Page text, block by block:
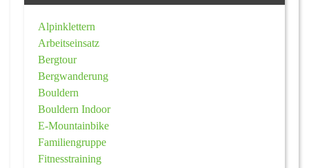
Alpinklettern
Arbeitseinsatz
Bergtour
Bergwanderung
Bouldern
Bouldern Indoor
E-Mountainbike
Familiengruppe
Fitnesstraining